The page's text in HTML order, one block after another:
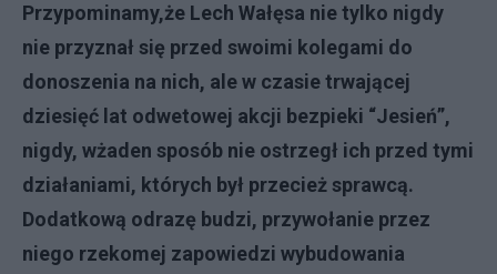
Przypominamy,że Lech Wałęsa nie tylko nigdy
nie przyznał się przed swoimi kolegami do
donoszenia na nich, ale w czasie trwającej
dziesięć lat odwetowej akcji bezpieki “Jesień”,
nigdy, wżaden sposób nie ostrzegł ich przed tymi
działaniami, których był przecież sprawcą.
Dodatkową odrazę budzi, przywołanie przez
niego rzekomej zapowiedzi wybudowania